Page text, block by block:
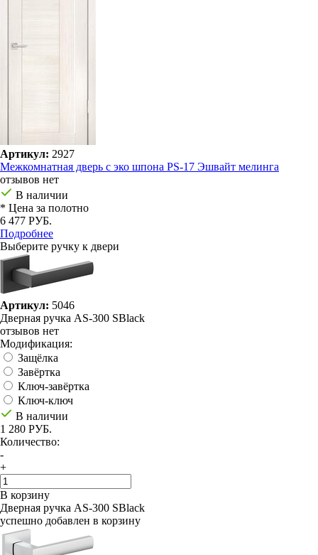
Артикул: 2927
Межкомнатная дверь с эко шпона PS-17 Эшвайт мелинга
отзывов нет
В наличии
* Цена за полотно
6 477 РУБ.
Подробнее
Выберите ручку к двери
Артикул: 5046
Дверная ручка AS-300 SBlack
отзывов нет
Модификация:
Защёлка
Завёртка
Ключ-завёртка
Ключ-ключ
В наличии
1 280 РУБ.
Количество:
-
+
В корзину
Дверная ручка AS-300 SBlack
успешно добавлен в корзину